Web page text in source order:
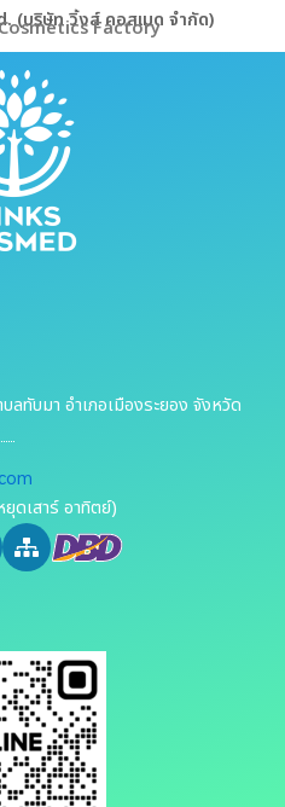
(บริษัท วิ้งส์ คอสเมด จำกัด)
Factory
ทับมา อำเภอเมืองระยอง จังหวัด
ดเสาร์ อาทิตย์)